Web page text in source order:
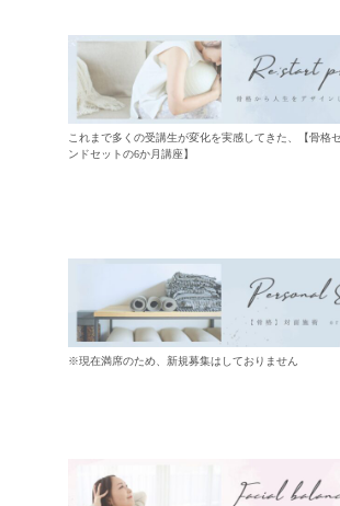
これまで多くの受講生が変化を実感してきた、【骨格
ンドセットの6か月講座】
※現在満席のため、新規募集はしておりません